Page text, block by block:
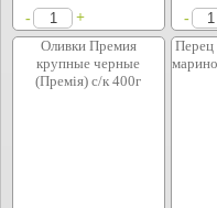
- + -
Оливки Премия
крупные черные
(Премія) с/к 400г
Перец